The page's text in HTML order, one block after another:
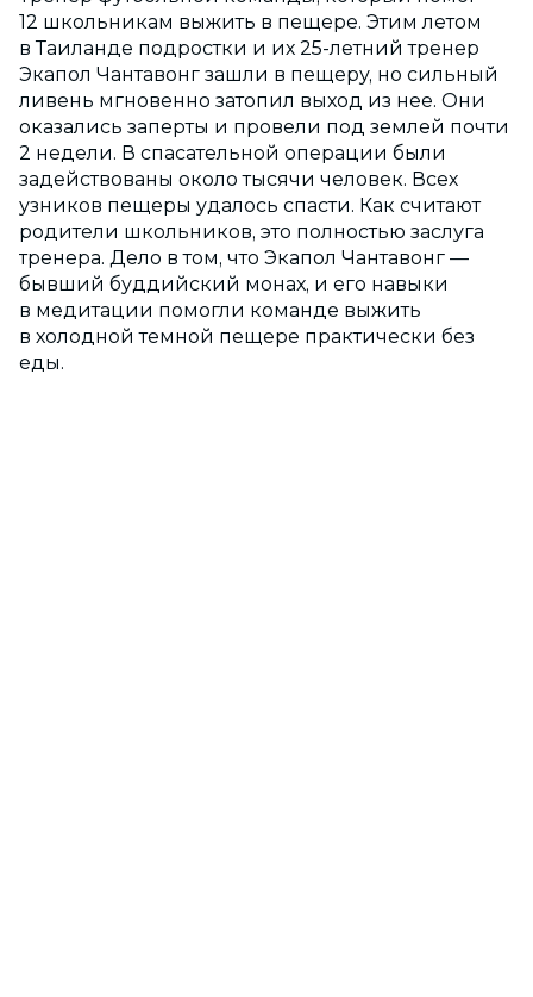
12 школьникам выжить в пещере. Этим летом
в Таиланде подростки и их 25-летний тренер
Экапол Чантавонг зашли в пещеру, но сильный
ливень мгновенно затопил выход из нее. Они
оказались заперты и провели под землей почти
2 недели. В спасательной операции были
задействованы около тысячи человек. Всех
узников пещеры удалось спасти. Как считают
родители школьников, это полностью заслуга
тренера. Дело в том, что Экапол Чантавонг —
бывший буддийский монах, и его навыки
в медитации помогли команде выжить
в холодной темной пещере практически без
еды.